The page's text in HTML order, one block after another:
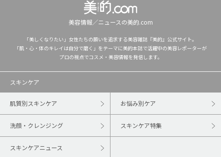
美容情報／ニュースの美的.com
「美しくなりたい」女性たちの願いを追求する美容雑誌『美的』公式サイト。
「肌・心・体のキレイは自分で磨く」をテーマに美的本誌で活躍中の美容レポーターが
プロの視点でコスメ・美容情報を発信します。
スキンケア
肌質別スキンケア お悩み別ケア
洗顔・クレンジング スキンケア特集
スキンケアニュース